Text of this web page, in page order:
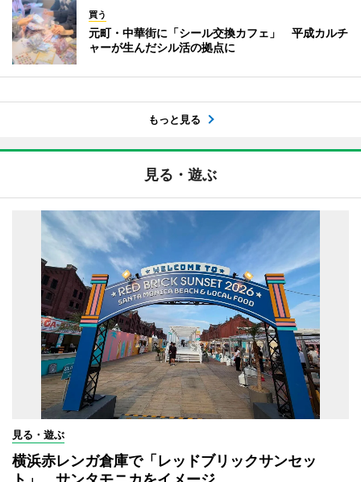
買う
元町・中華街に「シール交換カフェ」 平成カルチ
ャーが生んだシル活の拠点に
もっと見る
見る・遊ぶ
見る・遊ぶ
横浜赤レンガ倉庫で「レッドブリックサンセッ